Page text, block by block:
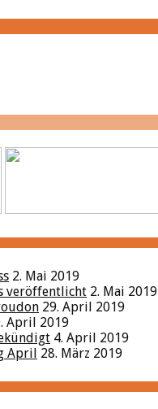
2. Mai 2019
veröffentlicht 2. Mai 2019
29. April 2019
April 2019
4. April 2019
April 28. März 2019